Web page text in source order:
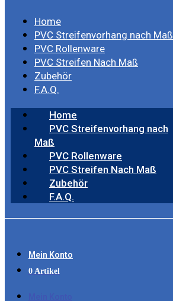
Home
PVC Streifenvorhang nach Maß
PVC Rollenware
PVC Streifen Nach Maß
Zubehör
F.A.Q.
Home
PVC Streifenvorhang nach
Maß
PVC Rollenware
PVC Streifen Nach Maß
Zubehör
F.A.Q.
Mein Konto
0 Artikel